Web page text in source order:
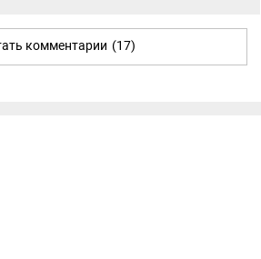
комментарии (17)